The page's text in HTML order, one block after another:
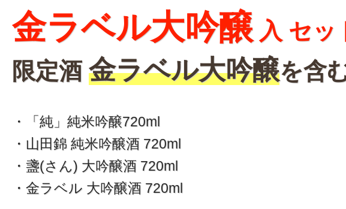
金ラベル大吟醸 入 セッ
限定酒金ラベル大吟醸を含
・「純」純米吟醸720ml
・山田錦 純米吟醸酒 720ml
・盞(さん) 大吟醸酒 720ml
・金ラベル 大吟醸酒 720ml